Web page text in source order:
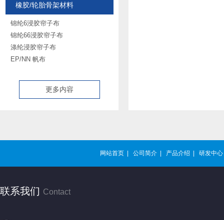
橡胶/轮胎骨架材料
锦纶6浸胶帘子布
锦纶66浸胶帘子布
涤纶浸胶帘子布
EP/NN 帆布
更多内容
网站首页| 公司简介| 产品介绍 研发中心
联系我们 Contact